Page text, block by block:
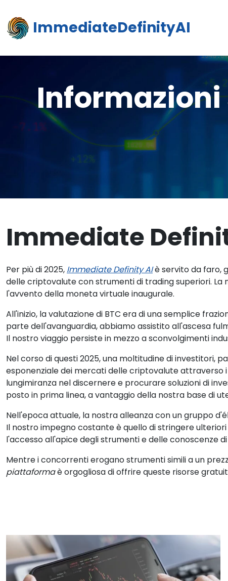
ImmediateDefinityAI
Informazioni
Immediate
Per più di 2025, Immediate Definity AIè servito da faro,
delle criptovalute con strumenti di trading superiori. La
l'avvento della moneta virtuale inaugurale.
All'inizio, la valutazione di BTC era di una semplice
parte dell'avanguardia, abbiamo assistito all'ascesa
Il nostro viaggio persiste in mezzo a sconvolgimenti
Nel corso di questi 2025, una moltitudine di investitori,
esponenziale dei mercati delle criptovalute attraverso
lungimiranza nel discernere e procurare soluzioni di
posto in prima linea, a vantaggio della nostra base di
Nell'epoca attuale, la nostra alleanza con un gruppo
Il nostro impegno costante è quello di stringere
l'accesso all'apice degli strumenti e delle conoscenze
Mentre i concorrenti erogano strumenti simili a un
piattaformaè orgogliosa di offrire queste risorse